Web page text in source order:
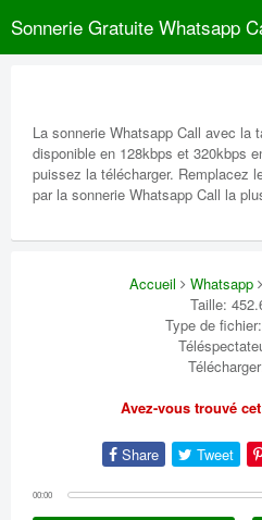
Sonnerie Gratuite Whatsapp
La sonnerie Whatsapp Call avec la
disponible en 128kbps et 320kbps
puissez la télécharger. Remplacez
par la sonnerie Whatsapp Call la
Accueil Whatsapp
Taille:
Type de
Avez-vous trouvé
Share Tweet
00:00